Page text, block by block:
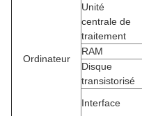
Ordinateur
Unité
centrale de
traitement
RAM
Disque
transistorisé
Interface